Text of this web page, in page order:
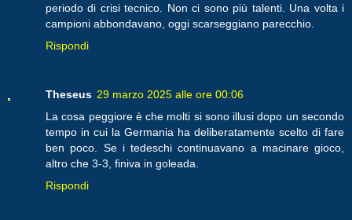
periodo di crisi tecnico. Non ci sono più talenti. Una volta i
campioni abbondavano, oggi scarseggiano parecchio.
Rispondi
Theseus 29 marzo 2025 alle ore 00:06
La cosa peggiore è che molti si sono illusi dopo un secondo
tempo in cui la Germania ha deliberatamente scelto di fare
ben poco. Se i tedeschi continuavano a macinare gioco,
altro che 3-3, finiva in goleada.
Rispondi